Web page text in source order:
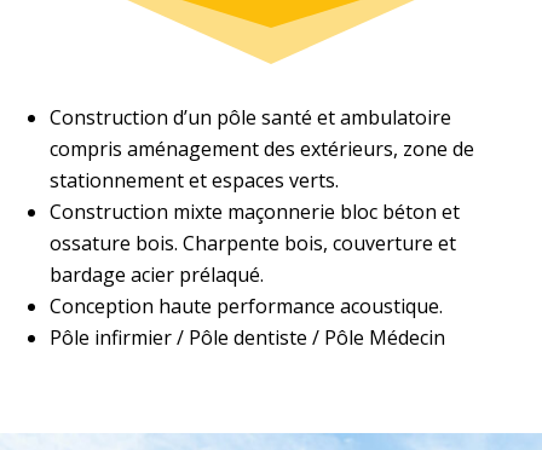
Construction d’un pôle santé et ambulatoire
compris aménagement des extérieurs, zone de
stationnement et espaces verts.
Construction mixte maçonnerie bloc béton et
ossature bois. Charpente bois, couverture et
bardage acier prélaqué.
Conception haute performance acoustique.
Pôle infirmier / Pôle dentiste / Pôle Médecin